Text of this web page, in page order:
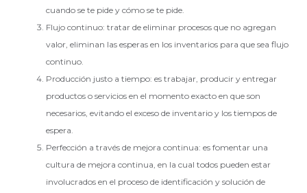
cuando se te pide y cómo se te pide.
Flujo continuo: tratar de eliminar procesos que no agregan
valor, eliminan las esperas en los inventarios para que sea flujo
continuo.
Producción justo a tiempo: es trabajar, producir y entregar
productos o servicios en el momento exacto en que son
necesarios, evitando el exceso de inventario y los tiempos de
espera.
Perfección a través de mejora continua: es fomentar una
cultura de mejora continua, en la cual todos pueden estar
involucrados en el proceso de identificación y solución de